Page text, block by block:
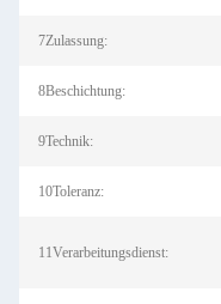
7Zulassung:
8Beschichtung:
9Technik:
10Toleranz:
11Verarbeitungsdienst: